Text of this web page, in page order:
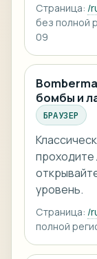
Страница: /
без полной
09
бомбы и
БРАУЗЕР
проходите
уровень.
Страница: /
полной